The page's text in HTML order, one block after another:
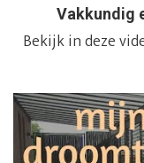
Vakkundig
Bekijk in deze